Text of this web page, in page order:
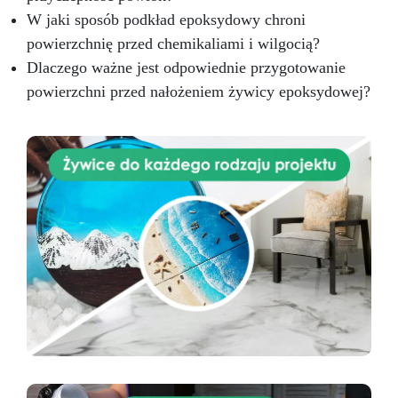
W jaki sposób podkład epoksydowy chroni
powierzchnię przed chemikaliami i wilgocią?
Dlaczego ważne jest odpowiednie przygotowanie
powierzchni przed nałożeniem żywicy epoksydowej?